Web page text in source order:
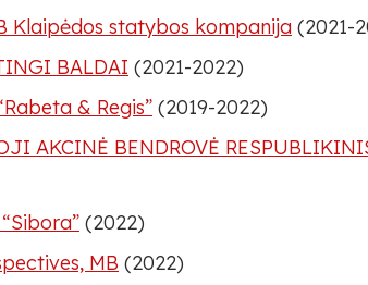
Klaipėdos statybos kompanija (2021-
BALDAI (2021-2022)
& Regis” (2019-2022)
AKCINĖ BENDROVĖ
(2022)
MB (2022)